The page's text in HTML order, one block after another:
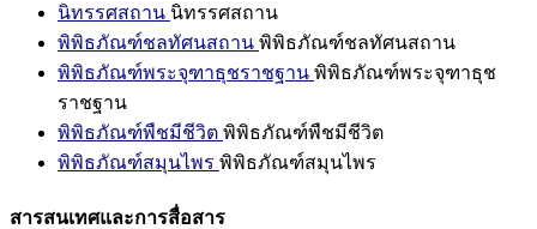
นิทรรศสถาน นิทรรศสถาน
พิพิธภัณฑ์ชลทัศนสถาน พิพิธภัณฑ์ชลทัศนสถาน
พิพิธภัณฑ์พระจุฑาธุชราชฐาน พิพิธภัณฑ์พระจุฑาธุช
ราชฐาน
พิพิธภัณฑ์พืชมีชีวิต พิพิธภัณฑ์พืชมีชีวิต
พิพิธภัณฑ์สมุนไพร พิพิธภัณฑ์สมุนไพร
สารสนเทศและการสื่อสาร